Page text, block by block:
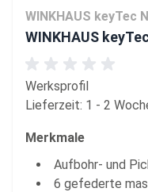
WINKHAUS keyTec
WINKHAUS
Werksprofil
Lieferzeit: 1 - 2
Merkmale
Aufbohr- und
6 gefederte